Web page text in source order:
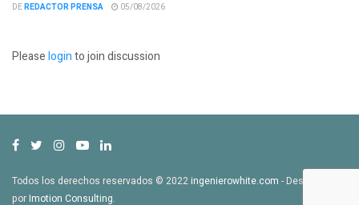
DEREDACTOR PRENSA 05/08/2026
Pleaseloginto join discussion
Todos los derechos reservados © 2022ingenierowhite.com - Desarrollado
porImotion Consulting.